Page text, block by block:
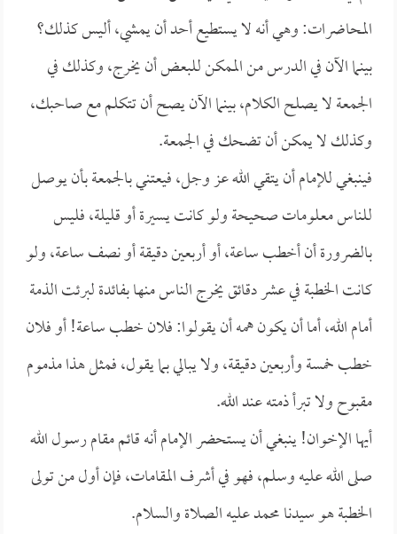
المحاضرات: وهي أنه لا يستطيع أحد أن يمشي، أليس كذلك؟
بينما الآن في الدرس من الممكن للبعض أن يخرج، وكذلك في
الجمعة لا يصلح الكلام، بينما الآن يصح أن تتكلم مع صاحبك،
وكذلك لا يمكن أن تضحك في الجمعة.
فينبغي للإمام أن يتقي الله عز وجل، فيعتني بالجمعة بأن يوصل
للناس معلومات صحيحة ولو كانت يسيرة أو قليلة، فليس
بالضرورة أن أخطب ساعة، أو أربعين دقيقة أو نصف ساعة، ولو
كانت الخطبة في عشر دقائق يخرج الناس منها بفائدة لبرئت الذمة
أمام الله، أما أن يكون همه أن يقولوا: فلان خطب ساعة! أو فلان
خطب خمسة وأربعين دقيقة، ولا يبالي بما يقول، فمثل هذا مذموم
مقبوح ولا تبرأ ذمته عند الله.
أيها الإخوان! ينبغي أن يستحضر الإمام أنه قائم مقام رسول الله
صلى الله عليه وسلم، فهو في أشرف المقامات، فإن أول من تولى
الخطبة هو سيدنا محمد عليه الصلاة والسلام.